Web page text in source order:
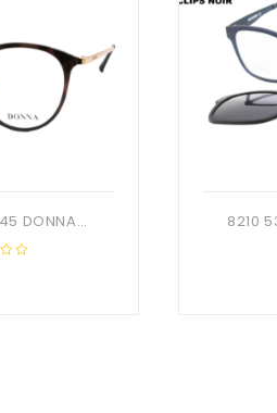
DN703 51-23-145 DONNA OPTIC + Etui